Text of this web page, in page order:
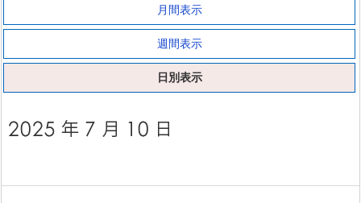
月間表示
週間表示
日別表示